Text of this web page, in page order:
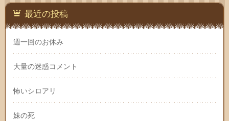
最近の投稿
週一回のお休み
大量の迷惑コメント
怖いシロアリ
妹の死